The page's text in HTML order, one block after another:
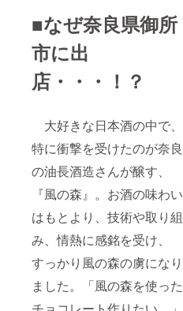
■なぜ奈良県御所
市に出
店・・・！？
大好きな日本酒の中で、
特に衝撃を受けたのが奈良
の油長酒造さんが醸す、
『風の森』。お酒の味わい
はもとより、技術や取り組
み、情熱に感銘を受け、
すっかり風の森の虜になり
ました。「風の森を使った